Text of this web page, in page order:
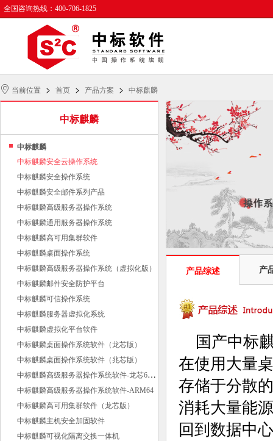
全国咨询热线：400-706-1825
当前位置 > 首页 > 产品方案 > 中标麒麟
中标麒麟
中标麒麟
中标麒麟安全云操作系统
中标麒麟安全操作系统
中标麒麟安全邮件系列产品
中标麒麟高级服务器操作系统
中标麒麟通用服务器操作系统
中标麒麟高可用集群软件
中标麒麟桌面操作系统
中标麒麟高级服务器操作系统（虚拟化版）
中标麒麟邮件安全防护平台
中标麒麟可信操作系统
中标麒麟服务器虚拟化系统
中标麒麟虚拟化平台软件
中标麒麟桌面操作系统软件（龙芯版）
中标麒麟桌面操作系统软件（兆芯版）
中
标麒麟高级服务器操作系统软件-龙芯64位
中标麒麟高级服务器操作系统软件-ARM64
中标麒麟高可用集群软件（龙芯版）
中标麒麟主机安全加固软件
中标麒麟可视化隔离交换一体机
产品综述 产
国产中标
在使用大量
存储于分散
消耗大量能
回到数据中